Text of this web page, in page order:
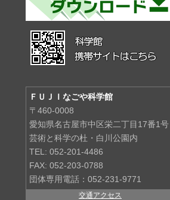
ＦＵＪＩなごや科学館
〒460-0008
愛知県名古屋市中区栄二丁目17番1号
芸術と科学の杜・白川公園内
TEL: 052-201-4486
FAX: 052-203-0788
団体専用電話：052-231-9771
交通アクセス